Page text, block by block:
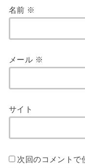
名前 ※
メール ※
サイト
次回のコメントで